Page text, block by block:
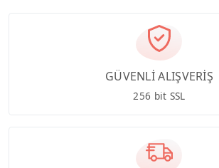
GÜVENLİ ALIŞVERİŞ
256 bit SSL